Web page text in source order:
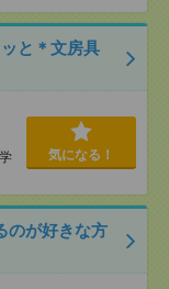
と＊文房具
気になる！
のが好きな方